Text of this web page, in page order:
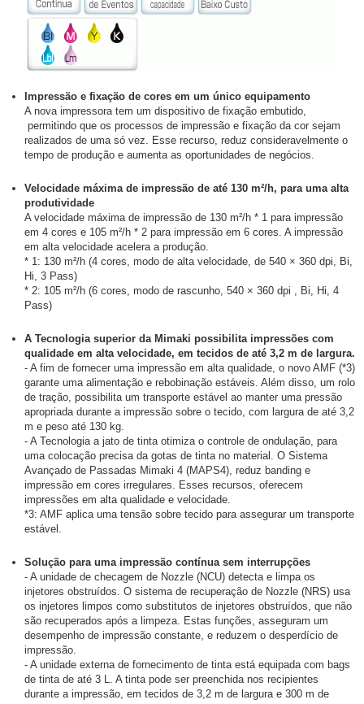
Impressão e fixação de cores em um único equipamento
A nova impressora tem um dispositivo de fixação embutido,
permitindo que os processos de impressão e fixação da cor sejam
realizados de uma só vez. Esse recurso, reduz consideravelmente o
tempo de produção e aumenta as oportunidades de negócios.
Velocidade máxima de impressão de até 130 m²/h, para uma alta
produtividade
A velocidade máxima de impressão de 130 m²/h * 1 para impressão
em 4 cores e 105 m²/h * 2 para impressão em 6 cores. A impressão
em alta velocidade acelera a produção.
* 1: 130 m²/h (4 cores, modo de alta velocidade, de 540 × 360 dpi, Bi,
Hi, 3 Pass)
* 2: 105 m²/h (6 cores, modo de rascunho, 540 × 360 dpi , Bi, Hi, 4
Pass)
A Tecnologia superior da Mimaki possibilita impressões com
qualidade em alta velocidade, em tecidos de até 3,2 m de largura.
- A fim de fornecer uma impressão em alta qualidade, o novo AMF (*3)
garante uma alimentação e rebobinação estáveis. Além disso, um rolo
de tração, possibilita um transporte estável ao manter uma pressão
apropriada durante a impressão sobre o tecido, com largura de até 3,2
m e peso até 130 kg.
- A Tecnologia a jato de tinta otimiza o controle de ondulação, para
uma colocação precisa da gotas de tinta no material. O Sistema
Avançado de Passadas Mimaki 4 (MAPS4), reduz banding e
impressão em cores irregulares. Esses recursos, oferecem
impressões em alta qualidade e velocidade.
*3: AMF aplica uma tensão sobre tecido para assegurar um transporte
estável.
Solução para uma impressão contínua sem interrupções
- A unidade de checagem de Nozzle (NCU) detecta e limpa os
injetores obstruídos. O sistema de recuperação de Nozzle (NRS) usa
os injetores limpos como substitutos de injetores obstruídos, que não
são recuperados após a limpeza. Estas funções, asseguram um
desempenho de impressão constante, e reduzem o desperdício de
impressão.
- A unidade externa de fornecimento de tinta está equipada com bags
de tinta de até 3 L. A tinta pode ser preenchida nos recipientes
durante a impressão, em tecidos de 3,2 m de largura e 300 m de